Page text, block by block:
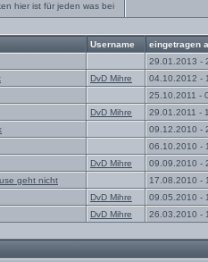
hier ist für jeden was bei
Username
eingetragen
29.01.2013 -
DvD Mihre
04.10.2012 -
25.10.2011 -
DvD Mihre
29.01.2011 -
09.12.2010 -
06.10.2010 -
DvD Mihre
09.09.2010 -
geht nicht
17.08.2010 -
DvD Mihre
09.05.2010 -
DvD Mihre 26.03.2010 -